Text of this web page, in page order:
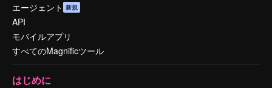
エージェント 新規
API
モバイルアプリ
すべてのMagnificツール
はじめに